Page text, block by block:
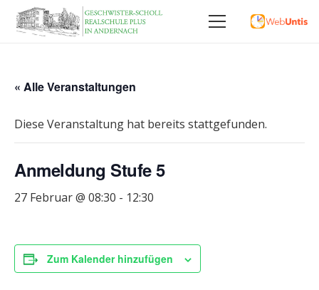
« Alle Veranstaltungen
Diese Veranstaltung hat bereits stattgefunden.
Anmeldung Stufe 5
27 Februar @ 08:30 - 12:30
Zum Kalender hinzufügen